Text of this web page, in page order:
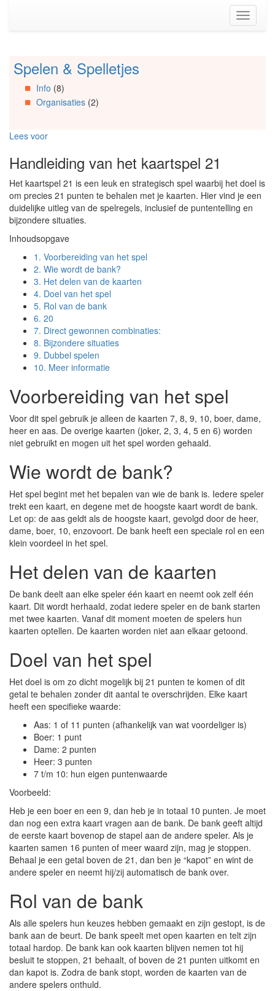
Spring
(Accesskey
Toggle
Spring
naar
Artikels
Spring
Spring
Organisaties
Spring
naar
Social
media
Spelen & Spelletjes
Info (8)
Organisaties(2)
Lees voor
Handleiding van het kaartspel 21
Het kaartspel 21 is een leuk en strategisch spel waarbij het doel is
om precies 21 punten te behalen met je kaarten. Hier vind je een
duidelijke uitleg van de spelregels, inclusief de puntentelling en
bijzondere situaties.
Inhoudsopgave
1. Voorbereiding van het spel
2. Wie wordt de bank?
3. Het delen van de kaarten
4. Doel van het spel
5. Rol van de bank
6. 20
7. Direct gewonnen combinaties:
8. Bijzondere situaties
9. Dubbel spelen
10. Meer informatie
Voorbereiding van het spel
Voor dit spel gebruik je alleen de kaarten 7, 8, 9, 10, boer, dame,
heer en aas. De overige kaarten (joker, 2, 3, 4, 5 en 6) worden
niet gebruikt en mogen uit het spel worden gehaald.
Wie wordt de bank?
Het spel begint met het bepalen van wie de bank is. Iedere speler
trekt een kaart, en degene met de hoogste kaart wordt de bank.
Let op: de aas geldt als de hoogste kaart, gevolgd door de heer,
dame, boer, 10, enzovoort. De bank heeft een speciale rol en een
klein voordeel in het spel.
Het delen van de kaarten
De bank deelt aan elke speler één kaart en neemt ook zelf één
kaart. Dit wordt herhaald, zodat iedere speler en de bank starten
met twee kaarten. Vanaf dit moment moeten de spelers hun
kaarten optellen. De kaarten worden niet aan elkaar getoond.
Doel van het spel
Het doel is om zo dicht mogelijk bij 21 punten te komen of dit
getal te behalen zonder dit aantal te overschrijden. Elke kaart
heeft een specifieke waarde:
Aas: 1 of 11 punten (afhankelijk van wat voordeliger is)
Boer: 1 punt
Dame: 2 punten
Heer: 3 punten
7 t/m 10: hun eigen puntenwaarde
Voorbeeld:
Heb je een boer en een 9, dan heb je in totaal 10 punten. Je moet
dan nog een extra kaart vragen aan de bank. De bank geeft altijd
de eerste kaart bovenop de stapel aan de andere speler. Als je
kaarten samen 16 punten of meer waard zijn, mag je stoppen.
Behaal je een getal boven de 21, dan ben je “kapot” en wint de
andere speler en neemt hij/zij automatisch de bank over.
Rol van de bank
Als alle spelers hun keuzes hebben gemaakt en zijn gestopt, is de
bank aan de beurt. De bank speelt met open kaarten en telt zijn
totaal hardop. De bank kan ook kaarten blijven nemen tot hij
besluit te stoppen, 21 behaalt, of boven de 21 punten uitkomt en
dan kapot is. Zodra de bank stopt, worden de kaarten van de
andere spelers onthuld.